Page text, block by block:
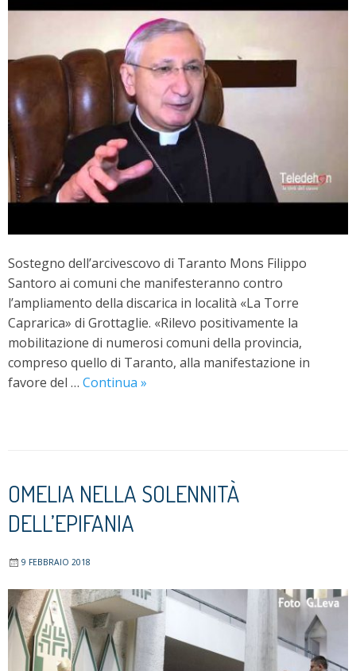
Sostegno dell’arcivescovo di Taranto Mons Filippo
Santoro ai comuni che manifesteranno contro
l’ampliamento della discarica in località «La Torre
Caprarica» di Grottaglie. «Rilevo positivamente la
mobilitazione di numerosi comuni della provincia,
compreso quello di Taranto, alla manifestazione in
favore del … Continua Nota
Caprarica
»
OMELIA NELLA SOLENNITÀ
DELL’EPIFANIA
9 FEBBRAIO 2018